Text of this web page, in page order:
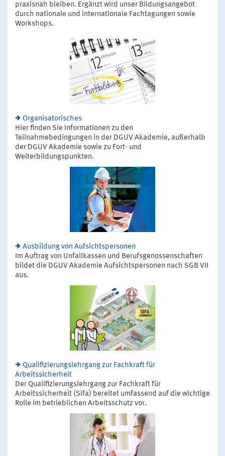
praxisnah bleiben. Ergänzt wird unser Bildungsangebot
durch nationale und internationale Fachtagungen sowie
Workshops.
Organisatorisches
Hier finden Sie Informationen zu den
Teilnahmebedingungen in der DGUV Akademie, außerhalb
der DGUV Akademie sowie zu Fort- und
Weiterbildungspunkten.
Ausbildung von Aufsichtspersonen
Im Auftrag von Unfallkassen und Berufsgenossenschaften
bildet die DGUV Akademie Aufsichtspersonen nach SGB VII
aus.
Qualifizierungslehrgang zur Fachkraft für
Arbeitssicherheit
Der Qualifizierungslehrgang zur Fachkraft für
Arbeitssicherheit (Sifa) bereitet umfassend auf die wichtige
Rolle im betrieblichen Arbeitsschutz vor.